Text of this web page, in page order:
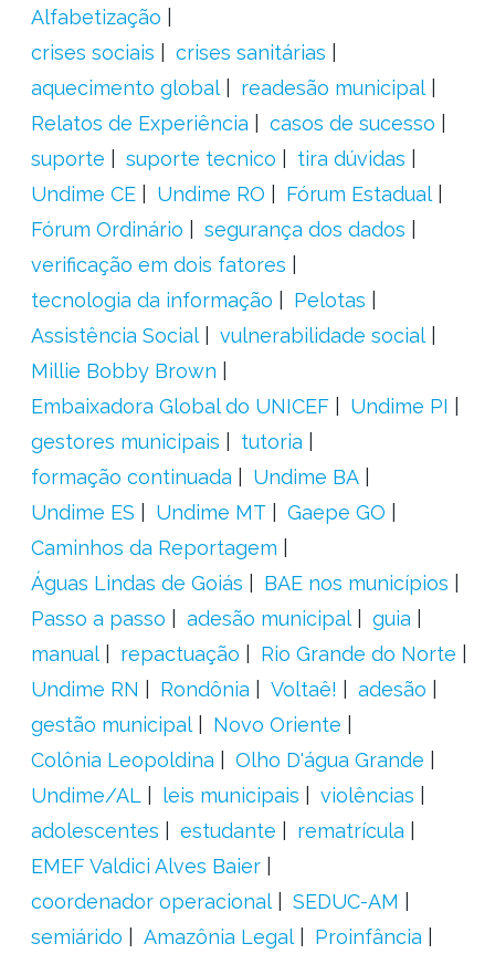
Alfabetização
crises sociais
crises sanitárias
aquecimento global
readesão municipal
Relatos de Experiência
casos de sucesso
suporte
suporte tecnico
tira dúvidas
Undime CE
Undime RO
Fórum Estadual
Fórum Ordinário
segurança dos dados
verificação em dois fatores
tecnologia da informação
Pelotas
Assistência Social
vulnerabilidade social
Millie Bobby Brown
Embaixadora Global do UNICEF
Undime PI
gestores municipais
tutoria
formação continuada
Undime BA
Undime ES
Undime MT
Gaepe GO
Caminhos da Reportagem
Águas Lindas de Goiás
BAE nos municípios
Passo a passo
adesão municipal
guia
manual
repactuação
Rio Grande do Norte
Undime RN
Rondônia Voltaê!
adesão
gestão municipal
Novo Oriente
Colônia Leopoldina
Olho D'água Grande
Undime/AL
leis municipais
violências
adolescentes
estudante
rematrícula
EMEF Valdici Alves Baier
coordenador operacional
SEDUC-AM
semiárido
Amazônia Legal Proinfância